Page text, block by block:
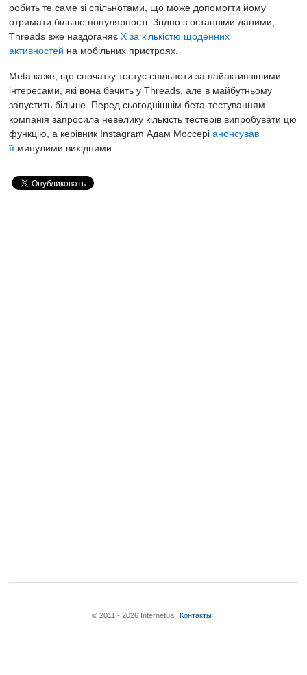
робить те саме зі спільнотами, що може допомогти йому
отримати більше популярності. Згідно з останніми даними,
Threads вже наздоганяє X за кількістю щоденних
активностей на мобільних пристроях.
Meta каже, що спочатку тестує спільноти за найактивнішими
інтересами, які вона бачить у Threads, але в майбутньому
запустить більше. Перед сьогоднішнім бета-тестуванням
компанія запросила невелику кількість тестерів випробувати цю
функцію, а керівник Instagram Адам Моссері анонсував
її минулими вихідними.
© 2011 - 2026 Internetua Контакты